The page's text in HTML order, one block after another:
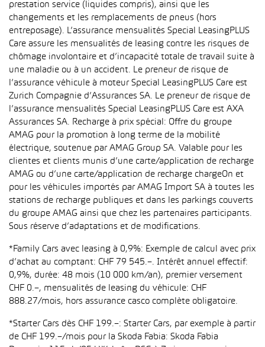
prestation service (liquides compris), ainsi que les
changements et les remplacements de pneus (hors
entreposage). L’assurance mensualités Special LeasingPLUS
Care assure les mensualités de leasing contre les risques de
chômage involontaire et d’incapacité totale de travail suite à
une maladie ou à un accident. Le preneur de risque de
l’assurance véhicule à moteur Special LeasingPLUS Care est
Zurich Compagnie d’Assurances SA. Le preneur de risque de
l’assurance mensualités Special LeasingPLUS Care est AXA
Assurances SA. Recharge à prix spécial: Offre du groupe
AMAG pour la promotion à long terme de la mobilité
électrique, soutenue par AMAG Group SA. Valable pour les
clientes et clients munis d’une carte/application de recharge
AMAG ou d’une carte/application de recharge chargeOn et
pour les véhicules importés par AMAG Import SA à toutes les
stations de recharge publiques et dans les parkings couverts
du groupe AMAG ainsi que chez les partenaires participants.
Sous réserve d’adaptations et de modifications.
*Family Cars avec leasing à 0,9%: Exemple de calcul avec prix
d’achat au comptant: CHF 79 545.–. Intérêt annuel effectif:
0,9%, durée: 48 mois (10 000 km/an), premier versement
CHF 0.–, mensualités de leasing du véhicule: CHF
888.27/mois, hors assurance casco complète obligatoire.
*Starter Cars dès CHF 199.–: Starter Cars, par exemple à partir
de CHF 199.–/mois pour la Skoda Fabia: Skoda Fabia